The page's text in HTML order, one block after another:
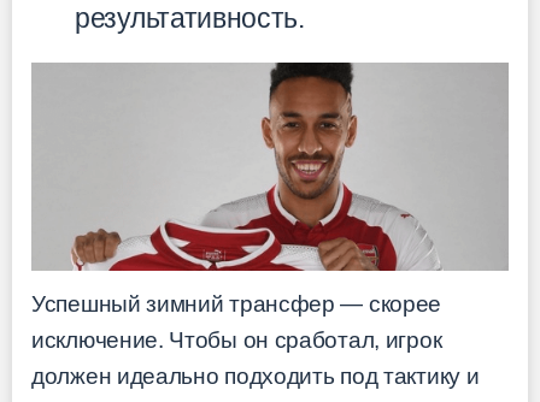
результативность.
Успешный зимний трансфер — скорее
исключение. Чтобы он сработал, игрок
должен идеально подходить под тактику и